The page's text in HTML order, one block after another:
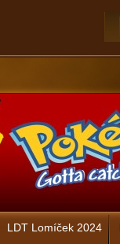
LDT Lomíček 2024